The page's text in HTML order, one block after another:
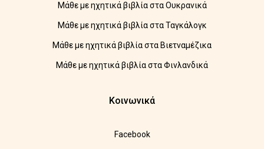
Μάθε με ηχητικά βιβλία στα Ουκρανικά
Μάθε με ηχητικά βιβλία στα Ταγκάλογκ
Μάθε με ηχητικά βιβλία στα Βιετναμέζικα
Μάθε με ηχητικά βιβλία στα Φινλανδικά
Κοινωνικά
Facebook